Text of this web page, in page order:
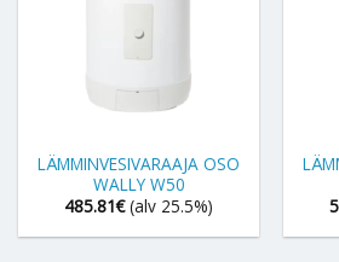
LÄMMINVESIVARAAJA OSO
WALLY W50
485.81€ (alv 25.5%)